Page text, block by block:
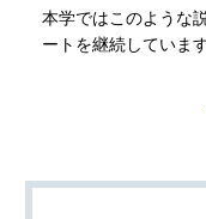
本学ではこのような
ートを継続しています